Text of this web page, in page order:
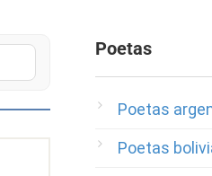
Poetas
Poetas
Poetas